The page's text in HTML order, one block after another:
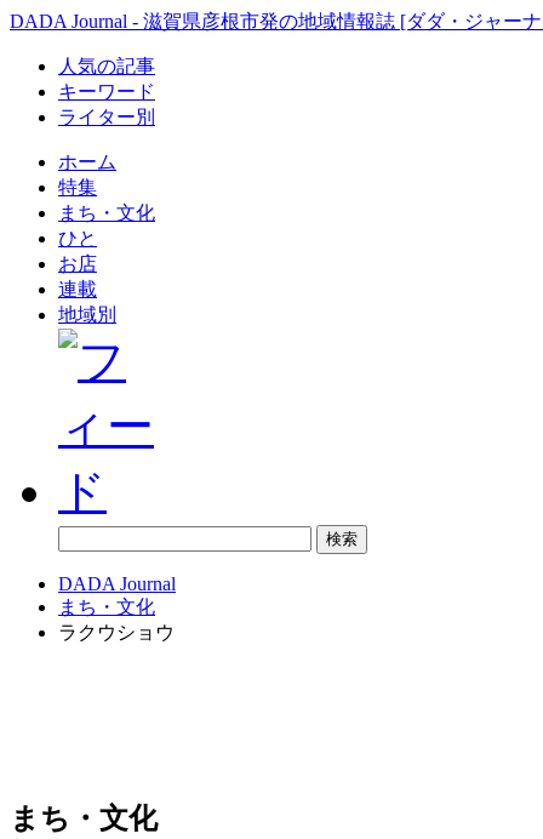
DADA Journal - 滋賀県彦根市発の地域情報誌 [ダダ・ジャー
人気の記事
キーワード
ライター別
ホーム
特集
まち・文化
ひと
お店
連載
地域別
DADA Journal
まち・文化
ラクウショウ
まち・文化